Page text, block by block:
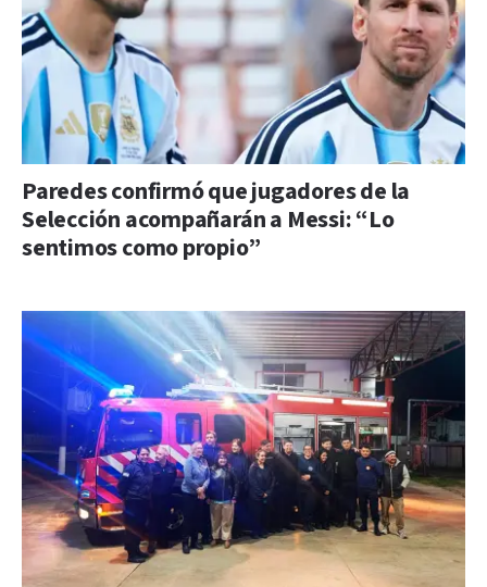
Paredes confirmó que jugadores de la
Selección acompañarán a Messi: “Lo
sentimos como propio”